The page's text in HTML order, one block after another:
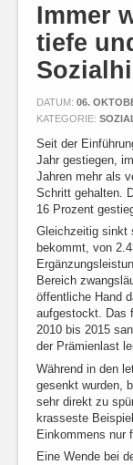
Immer
tiefe
DATUM: 06.
KATEGORIE:
Seit der
Jahr gestiegen,
Jahren mehr als
Schritt gehalten.
16 Prozent
Gleichzeitig sinkt
bekommt, von
Bereich
öffentliche Hand
aufgestockt. Das
2010 bis 2015
der Prämienlast
Während in den
gesenkt wurden,
sehr direkt zu
krasseste
Einkommens nur
Eine Wende bei